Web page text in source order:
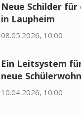
Neue Schilder für
in Laupheim
08.05.2026, 10:00
Ein Leitsystem
neue
10.04.2026, 10:00